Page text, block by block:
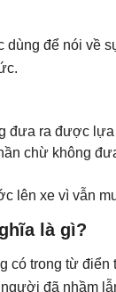
để nói về
đưa ra được
chừ không
lên xe vì vẫn
là gì?
có trong từ
đã nhầm